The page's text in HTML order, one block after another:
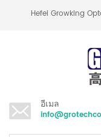
Hefei Growking
อีเมล